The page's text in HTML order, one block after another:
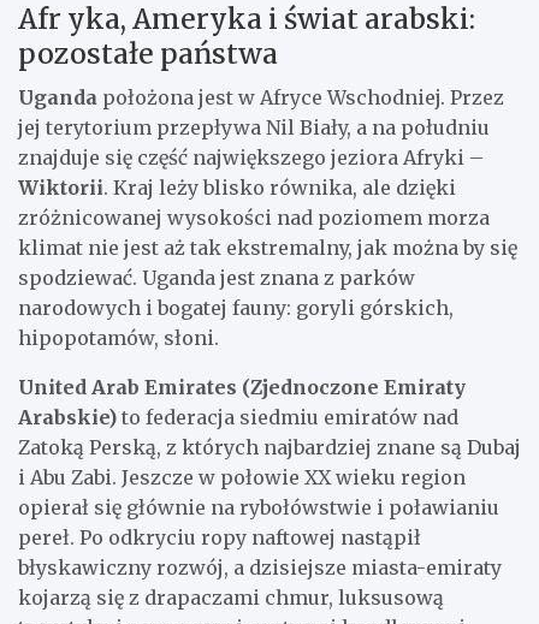
Afr yka, Ameryka i świat arabski:
pozostałe państwa
Uganda położona jest w Afryce Wschodniej. Przez
jej terytorium przepływa Nil Biały, a na południu
znajduje się część największego jeziora Afryki –
Wiktorii. Kraj leży blisko równika, ale dzięki
zróżnicowanej wysokości nad poziomem morza
klimat nie jest aż tak ekstremalny, jak można by się
spodziewać. Uganda jest znana z parków
narodowych i bogatej fauny: goryli górskich,
hipopotamów, słoni.
United Arab Emirates (Zjednoczone Emiraty
Arabskie) to federacja siedmiu emiratów nad
Zatoką Perską, z których najbardziej znane są Dubaj
i Abu Zabi. Jeszcze w połowie XX wieku region
opierał się głównie na rybołówstwie i poławianiu
pereł. Po odkryciu ropy naftowej nastąpił
błyskawiczny rozwój, a dzisiejsze miasta-emiraty
kojarzą się z drapaczami chmur, luksusową